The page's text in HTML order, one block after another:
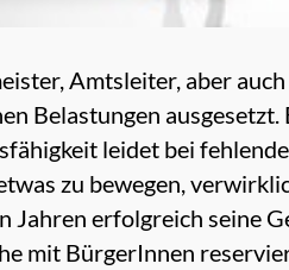
Amtsleiter, aber
Belastungen
leidet bei
zu bewegen,
Jahren erfolgreich seine
mit BürgerInnen